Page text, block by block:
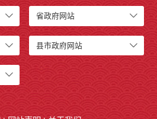
省政府网站
县市政府网站